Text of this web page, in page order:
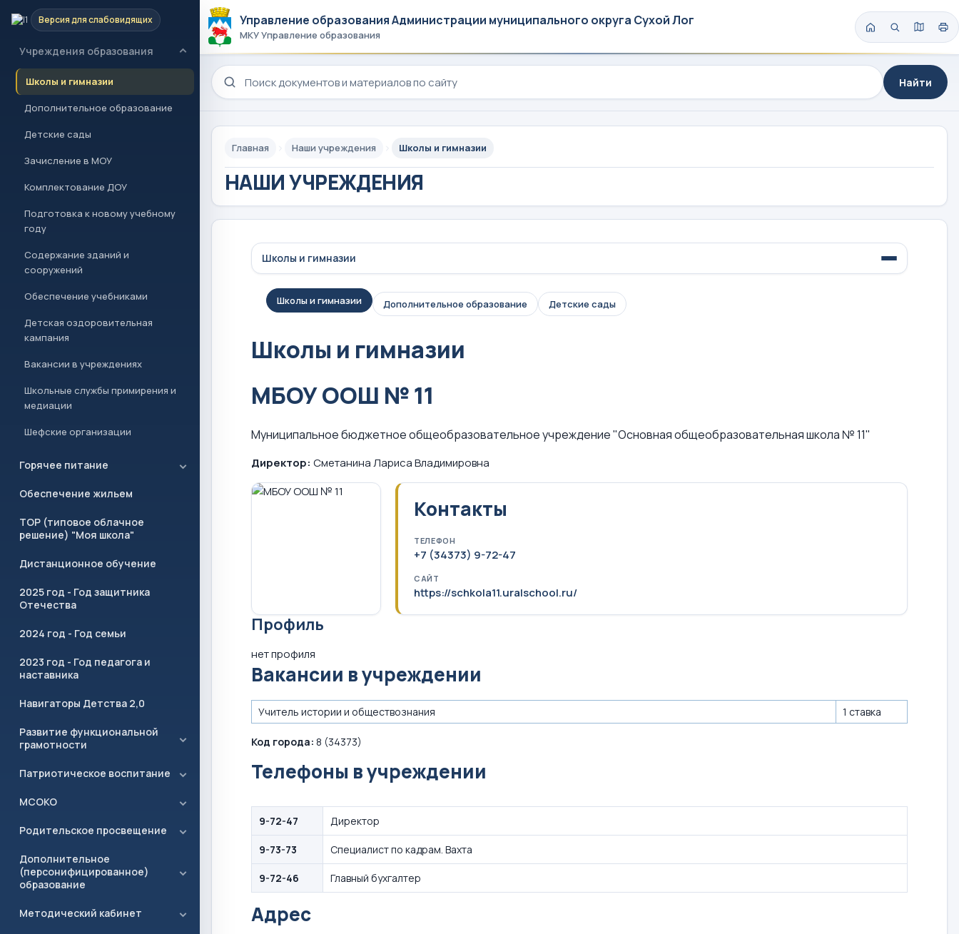
Версия для слабовидящих
Новости и проекты
Учреждения образования
Школы и гимназии
Дополнительное образование
Детские сады
Зачисление в МОУ
Комплектование ДОУ
Подготовка к новому учебному
году
Содержание зданий и
сооружений
Обеспечение учебниками
Детская оздоровительная
кампания
Вакансии в учреждениях
Школьные службы примирения и
медиации
Шефские организации
Горячее питание
Обеспечение жильем
ТОР (типовое облачное
решение) "Моя школа"
Дистанционное обучение
2025 год - Год защитника
Отечества
2024 год - Год семьи
2023 год - Год педагога и
наставника
Навигаторы Детства 2,0
Развитие функциональной
грамотности
Патриотическое воспитание
МСОКО
Родительское просвещение
Дополнительное
(персонифицированное)
образование
Методический кабинет
Управление образования Администрации муниципального округа Сухой Лог
МКУ Управление образования
Поиск по сайту
Найти
Главная Наши учреждения Школы и гимназии
НАШИ УЧРЕЖДЕНИЯ
Школы и гимназии
Школы и гимназии Дополнительное образование Детские сады
Школы и гимназии
МБОУ ООШ № 11
Муниципальное бюджетное общеобразовательное учреждение "Основная общеобразовательная школа № 11"
Директор: Сметанина Лариса Владимировна
Контакты
ТЕЛЕФОН
+7 (34373) 9-72-47
САЙТ
https://schkola11.uralschool.ru/
Профиль
нет профиля
Вакансии в учреждении
Учитель истории и обществознания 1 ставка
Код города: 8 (34373)
Телефоны в учреждении
9-72-47 Директор
9-73-73 Специалист по кадрам. Вахта
9-72-46 Главный бухгалтер
Адрес